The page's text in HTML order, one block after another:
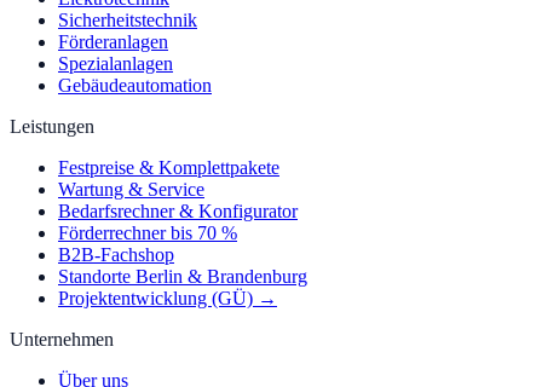
Sicherheitstechnik
Förderanlagen
Spezialanlagen
Gebäudeautomation
Leistungen
Festpreise & Komplettpakete
Wartung & Service
Bedarfsrechner & Konfigurator
Förderrechner bis 70 %
B2B-Fachshop
Standorte Berlin & Brandenburg
Projektentwicklung (GÜ) →
Unternehmen
Über uns